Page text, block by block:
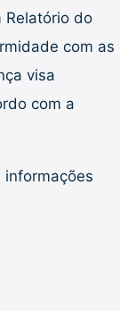
Relatório do
com as
visa
com a
informações